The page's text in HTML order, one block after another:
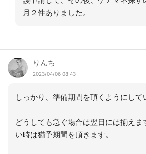
月２件ありました。
りんち
2023/04/06 08:43
しっかり、準備期間を頂くようにして
どうしても急ぐ場合は翌日には揃えま
い時は猶予期間を頂きます。